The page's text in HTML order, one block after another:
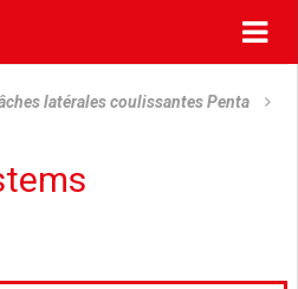
latérales coulissantes Penta